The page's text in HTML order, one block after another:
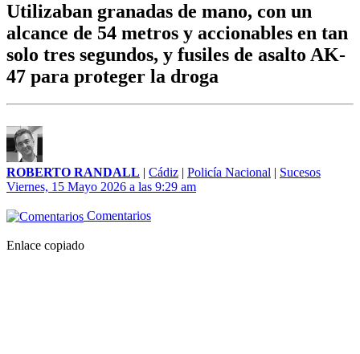
Utilizaban granadas de mano, con un
alcance de 54 metros y accionables en tan
solo tres segundos, y fusiles de asalto AK-
47 para proteger la droga
ROBERTO RANDALL | Cádiz | Policía Nacional | Sucesos
Viernes, 15 Mayo 2026 a las 9:29 am
Comentarios
Enlace copiado